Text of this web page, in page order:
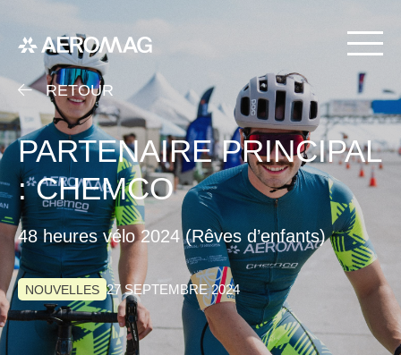
RETOUR
PARTENAIRE PRINCIPAL
: CHEMCO
48 heures vélo 2024 (Rêves d’enfants)
NOUVELLES 27 SEPTEMBRE 2024